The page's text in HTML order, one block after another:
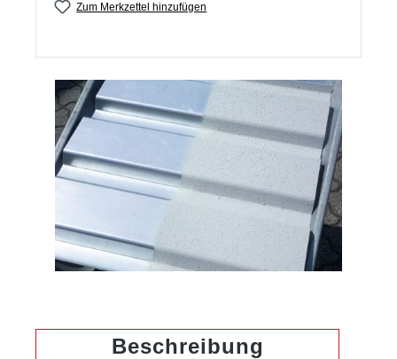
Zum Merkzettel hinzufügen
Bildergalerie überspringen
Beschreibung